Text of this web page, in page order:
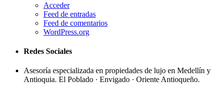
Acceder
Feed de entradas
Feed de comentarios
WordPress.org
Redes Sociales
Asesoría especializada en propiedades de lujo en Medellín y
Antioquia. El Poblado · Envigado · Oriente Antioqueño.